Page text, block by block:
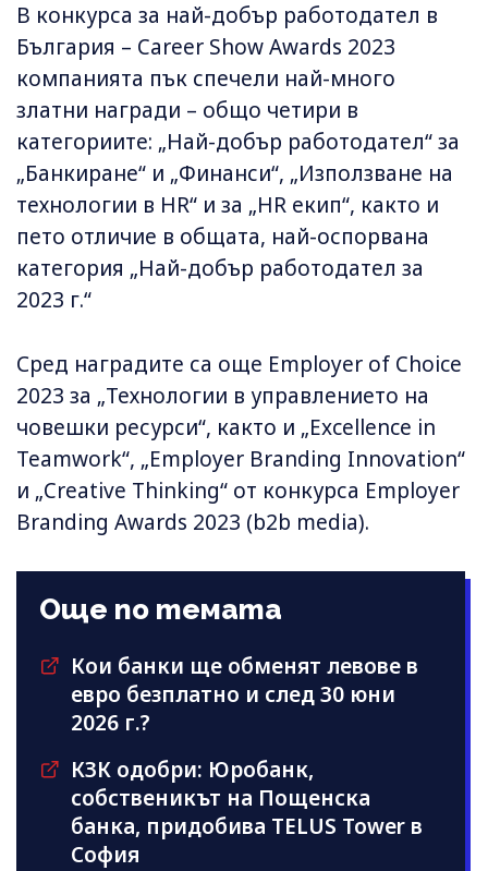
В конкурса за най-добър работодател в
България – Career Show Awards 2023
компанията пък спечели най-много
златни награди – общо четири в
категориите: „Най-добър работодател“ за
„Банкиране“ и „Финанси“, „Използване на
технологии в HR“ и за „HR екип“, както и
пето отличие в общата, най-оспорвана
категория „Най-добър работодател за
2023 г.“
Сред наградите са още Employer of Choice
2023 за „Технологии в управлението на
човешки ресурси“, както и „Excellence in
Teamwork“, „Employer Branding Innovation“
и „Creative Thinking“ от конкурса Employer
Branding Awards 2023 (b2b media).
Още по темата
Кои банки ще обменят левове в
евро безплатно и след 30 юни
2026 г.?
КЗК одобри: Юробанк,
собственикът на Пощенска
банка, придобива TELUS Tower в
София